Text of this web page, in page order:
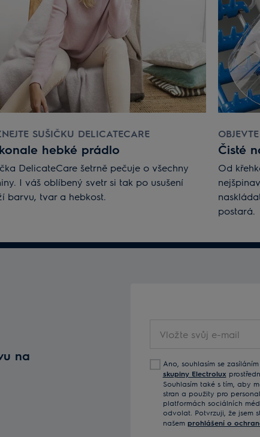
SUŠIČKU DELICATECARE
hebké prádlo
DelicateCare šetrně pečuje o všechny
I váš oblíbený svetr si tak po usušení
barvu, tvar a hebkost.
Čisté
Od
postará.
na
svůj
mailAno, souhlasím se
skupiny Electrolux
Souhlasím také s tím, aby
stran a použity pro
platformách sociálních
odvolat. Potvrzuji, že jsem
našem prohlášení o